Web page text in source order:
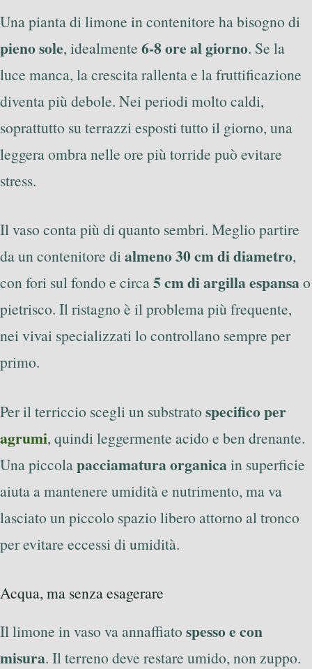
Una pianta di limone in contenitore ha bisogno di
pieno sole, idealmente 6-8 ore al giorno. Se la
luce manca, la crescita rallenta e la fruttificazione
diventa più debole. Nei periodi molto caldi,
soprattutto su terrazzi esposti tutto il giorno, una
leggera ombra nelle ore più torride può evitare
stress.
Il vaso conta più di quanto sembri. Meglio partire
da un contenitore dialmeno 30 cm di diametro,
con fori sul fondo e circa5 cm di argilla espansao
pietrisco. Il ristagno è il problema più frequente,
nei vivai specializzati lo controllano sempre per
primo.
Per il terriccio scegli un substrato specifico per
agrumi, quindi leggermente acido e ben drenante.
Una piccolapacciamatura organicain superficie
aiuta a mantenere umidità e nutrimento, ma va
lasciato un piccolo spazio libero attorno al tronco
per evitare eccessi di umidità.
Acqua, ma senza esagerare
Il limone in vaso va annaffiato spesso e con
misura. Il terreno deve restare umido, non zuppo.